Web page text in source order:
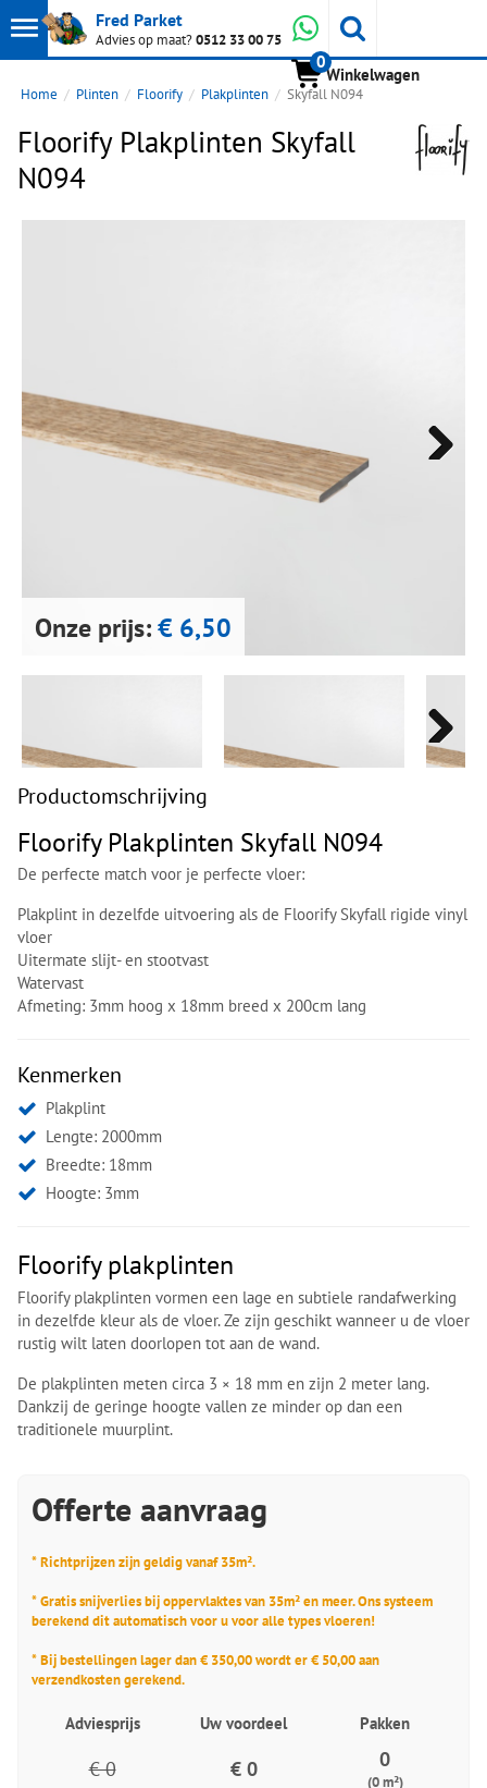
Toon
hoofdmenu
Fred Parket
Advies op maat?0512 33 00 75 Whatsapp
0
Winkelwagen
Home Plinten Floorify Plakplinten Skyfall N094
Floorify Plakplinten Skyfall
N094
Onze prijs:€ 6,50
Next
Next
Productomschrijving
Floorify Plakplinten Skyfall N094
De perfecte match voor je perfecte vloer:
Plakplint in dezelfde uitvoering als de Floorify Skyfall rigide vinyl
vloer
Uitermate slijt- en stootvast
Watervast
Afmeting: 3mm hoog x 18mm breed x 200cm lang
Kenmerken
Plakplint
Lengte: 2000mm
Breedte: 18mm
Hoogte: 3mm
Floorify plakplinten
Floorify plakplinten vormen een lage en subtiele randafwerking
in dezelfde kleur als de vloer. Ze zijn geschikt wanneer u de vloer
rustig wilt laten doorlopen tot aan de wand.
De plakplinten meten circa 3 × 18 mm en zijn 2 meter lang.
Dankzij de geringe hoogte vallen ze minder op dan een
traditionele muurplint.
Offerte aanvraag
* Richtprijzen zijn geldig vanaf 35m².
* Gratis snijverlies bij oppervlaktes van 35m² en meer. Ons systeem
berekend dit automatisch voor u voor alle types vloeren!
* Bij bestellingen lager dan € 350,00 wordt er € 50,00 aan
verzendkosten gerekend.
Adviesprijs Uw voordeel Pakken
€ 0 € 0 0
(0 m²)